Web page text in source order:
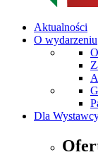
Aktualności
O wydarzeniu
Dla